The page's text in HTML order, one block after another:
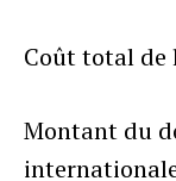
Coût total de
Montant du